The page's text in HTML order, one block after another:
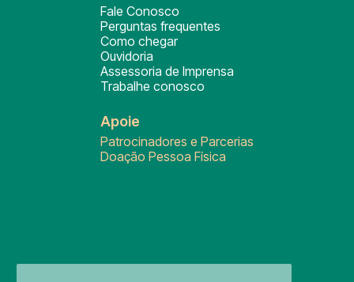
Fale Conosco
Perguntas frequentes
Como chegar
Ouvidoria
Assessoria de Imprensa
Trabalhe conosco
Apoie
Patrocinadores e Parcerias
Doação Pessoa Física